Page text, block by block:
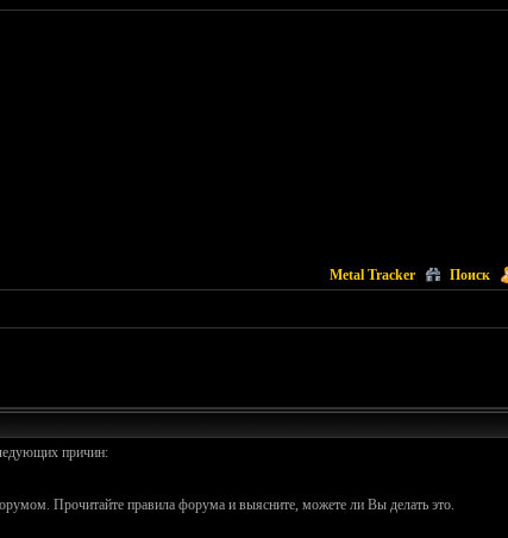
Metal Tracker Поиск
причин:
Прочитайте правила форума и выясните, можете ли Вы делать это.